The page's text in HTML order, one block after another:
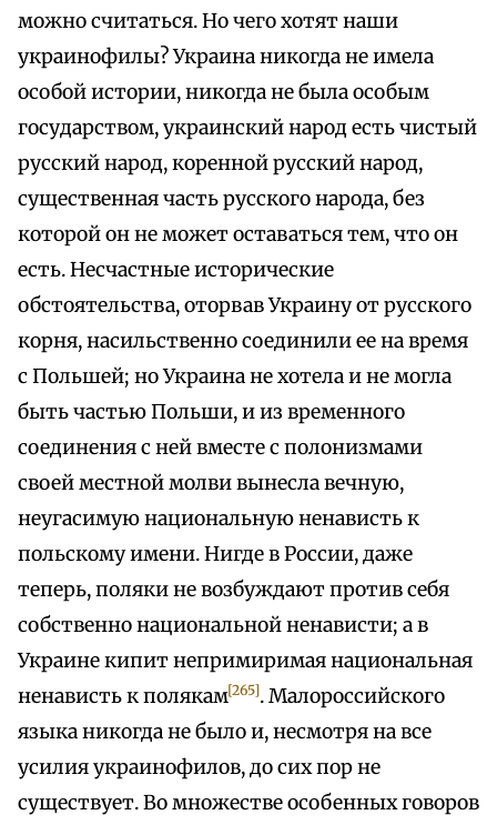
можно считаться. Но чего хотят наши
украинофилы? Украина никогда не имела
особой истории, никогда не была особым
государством, украинский народ есть чистый
русский народ, коренной русский народ,
существенная часть русского народа, без
которой он не может оставаться тем, что он
есть. Несчастные исторические
обстоятельства, оторвав Украину от русского
корня, насильственно соединили ее на время
с Польшей; но Украина не хотела и не могла
быть частью Польши, и из временного
соединения с ней вместе с полонизмами
своей местной молви вынесла вечную,
неугасимую национальную ненависть к
польскому имени. Нигде в России, даже
теперь, поляки не возбуждают против себя
собственно национальной ненависти; а в
Украине кипит непримиримая национальная
ненависть к полякам[265]. Малороссийского
языка никогда не было и, несмотря на все
усилия украинофилов, до сих пор не
существует. Во множестве особенных говоров